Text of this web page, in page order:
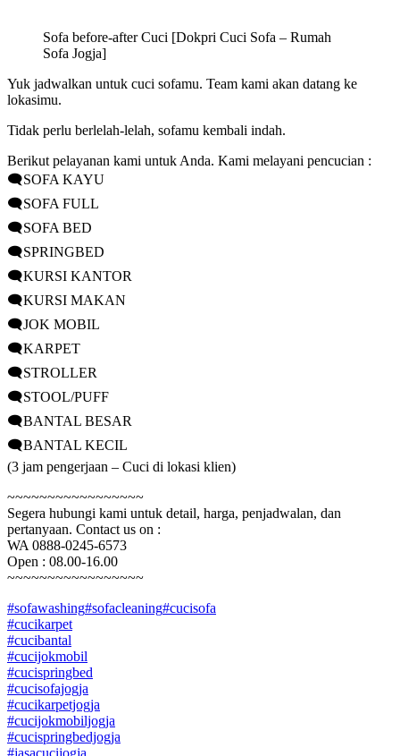
Sofa before-after Cuci [Dokpri Cuci Sofa – Rumah
Sofa Jogja]
Yuk jadwalkan untuk cuci sofamu. Team kami akan datang ke
lokasimu.
Tidak perlu berlelah-lelah, sofamu kembali indah.
Berikut pelayanan kami untuk Anda. Kami melayani pencucian :
🗨️SOFA KAYU
🗨️SOFA FULL
🗨️SOFA BED
🗨️SPRINGBED
🗨️KURSI KANTOR
🗨️KURSI MAKAN
🗨️JOK MOBIL
🗨️KARPET
🗨️STROLLER
🗨️STOOL/PUFF
🗨️BANTAL BESAR
🗨️BANTAL KECIL
(3 jam pengerjaan – Cuci di lokasi klien)
~~~~~~~~~~~~~~~~~
Segera hubungi kami untuk detail, harga, penjadwalan, dan
pertanyaan. Contact us on :
WA 0888-0245-6573
Open : 08.00-16.00
~~~~~~~~~~~~~~~~~
#sofawashing#sofacleaning#cucisofa
#cucikarpet
#cucibantal
#cucijokmobil
#cucispringbed
#cucisofajogja
#cucikarpetjogja
#cucijokmobiljogja
#cucispringbedjogja